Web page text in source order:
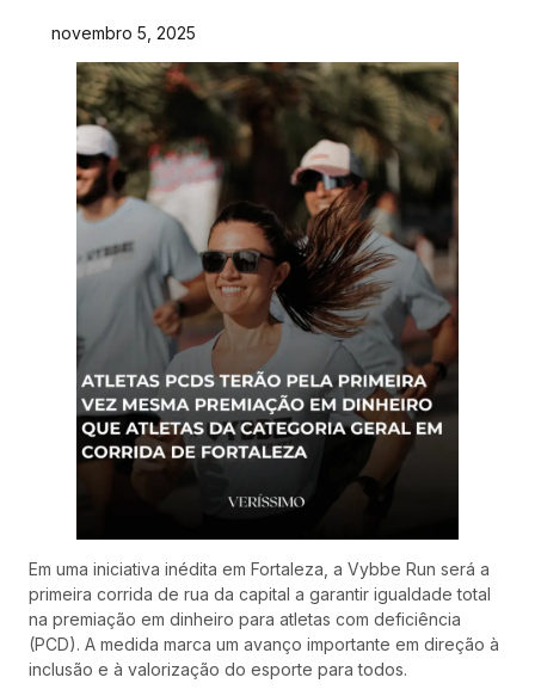
novembro 5, 2025
Em uma iniciativa inédita em Fortaleza, a Vybbe Run será a
primeira corrida de rua da capital a garantir igualdade total
na premiação em dinheiro para atletas com deficiência
(PCD). A medida marca um avanço importante em direção à
inclusão e à valorização do esporte para todos.